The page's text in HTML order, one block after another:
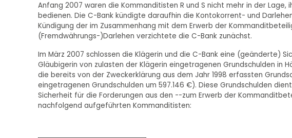
Anfang 2007 waren die Kommanditisten R und S nicht mehr in der
bedienen. Die C-Bank kündigte daraufhin die Kontokorrent- und
Kündigung der im Zusammenhang mit dem Erwerb der
(Fremdwährungs-)Darlehen verzichtete die C-Bank zunächst.
Im März 2007 schlossen die Klägerin und die C-Bank eine (geänderte)
Gläubigerin von zulasten der Klägerin eingetragenen Grundschulden in
die bereits von der Zweckerklärung aus dem Jahr 1998 erfassten
eingetragenen Grundschulden um 597.146 €). Diese Grundschulden
Sicherheit für die Forderungen aus den --zum Erwerb der
nachfolgend aufgeführten Kommanditisten: